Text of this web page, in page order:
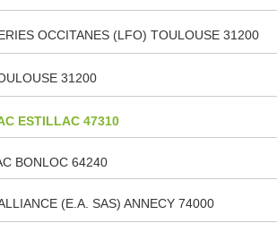
OCCITANES (LFO) TOULOUSE 31200
31200
ESTILLAC 47310
BONLOC 64240
(E.A. SAS) ANNECY 74000